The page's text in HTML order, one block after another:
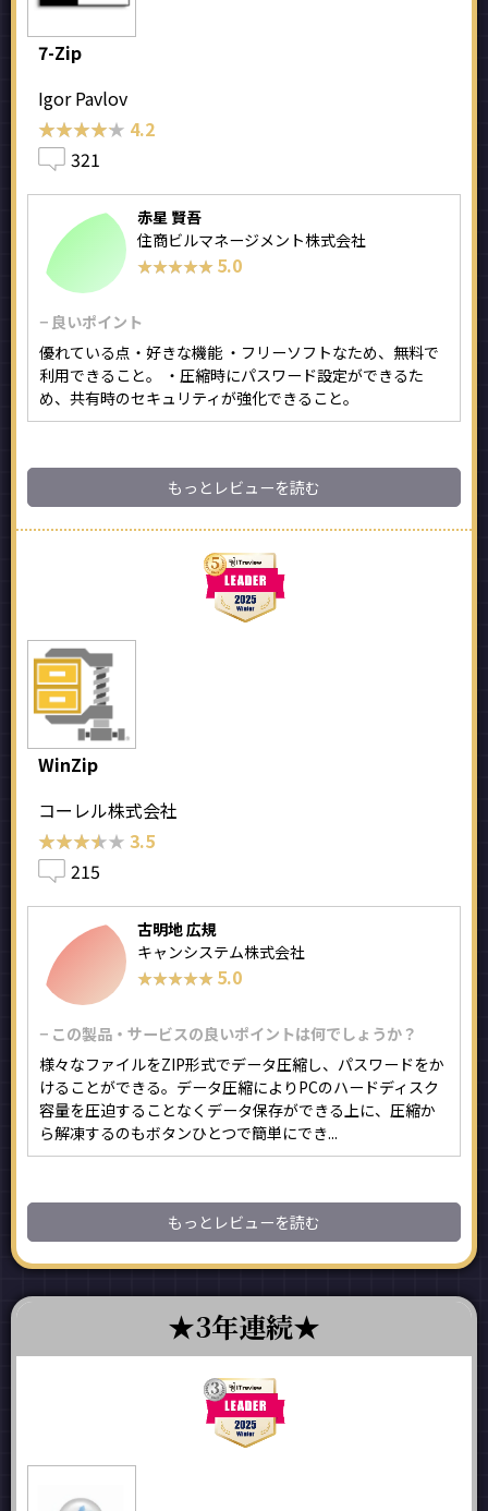
7-Zip
Igor Pavlov
★★★★★
★★★★★ 4.2
321
赤星 賢吾
住商ビルマネージメント株式会社
★★★★★
★★★★★ 5.0
− 良いポイント
優れている点・好きな機能 ・フリーソフトなため、無料で
利用できること。 ・圧縮時にパスワード設定ができるた
め、共有時のセキュリティが強化できること。
もっとレビューを読む
WinZip
コーレル株式会社
★★★★★
★★★★★ 3.5
215
古明地 広規
キャンシステム株式会社
★★★★★
★★★★★ 5.0
− この製品・サービスの良いポイントは何でしょうか？
様々なファイルをZIP形式でデータ圧縮し、パスワードをか
けることができる。データ圧縮によりPCのハードディスク
容量を圧迫することなくデータ保存ができる上に、圧縮か
ら解凍するのもボタンひとつで簡単にでき...
もっとレビューを読む
3年連続